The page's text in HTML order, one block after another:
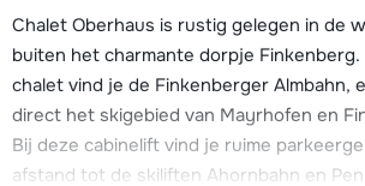
Chalet Oberhaus is rustig gelegen in de
buiten het charmante dorpje Finkenberg.
chalet vind je de Finkenberger Almbahn,
direct het skigebied van Mayrhofen en
Bij deze cabinelift vind je ruime
afstand tot de skiliften Ahornbahn en